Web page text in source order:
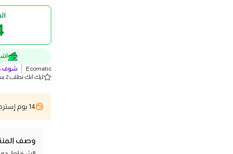
Ecomatic شوف
ليك انك تطلب 2 بس!
14 يوم إسترجاع
وصف